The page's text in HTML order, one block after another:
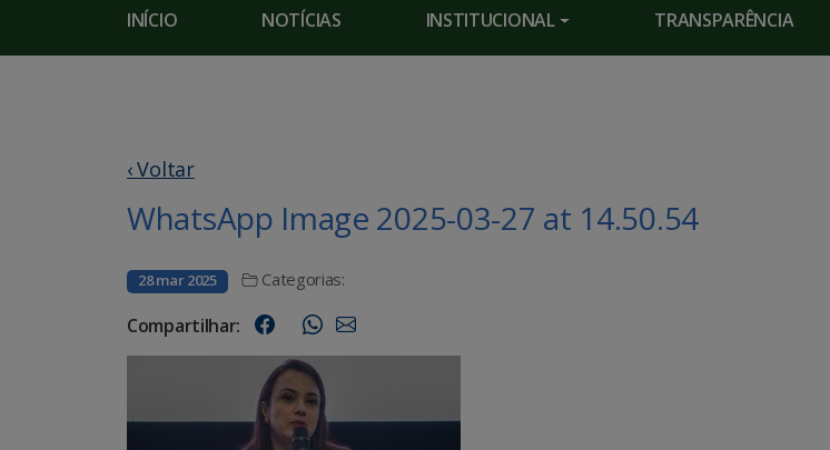
INÍCIO NOTÍCIAS INSTITUCIONAL TRANSPARÊNCIA
‹ Voltar
WhatsApp Image 2025-03-27 at 14.50.54
28 mar 2025 Categorias:
Compartilhar: